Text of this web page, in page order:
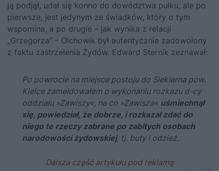
ją podjął, udał się konno do dowództwa pułku, ale po
pierwsze, jest jedynym ze świadków, który o tym
wspomina, a po drugie – jak wynika z relacji
„Grzegorza” – Olchowik był autentycznie zadowolony
z faktu zastrzelenia Żydów. Edward Sternik zeznawał:
Po powrocie na miejsce postoju do Siekierna pow.
Kielce zameldowałem o wykonaniu rozkazu d-cy
oddziału »Zawiszy«, na co »Zawisza« uśmiechnął
się, powiedział, że dobrze, i rozkazał zdać do
niego te rzeczy zabrane po zabitych osobach
narodowości żydowskiej, tj. buty i odzież.